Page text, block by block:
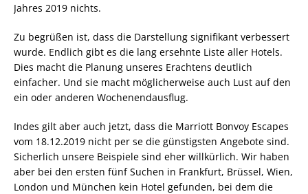
Jahres 2019 nichts.
Zu begrüßen ist, dass die Darstellung signifikant verbessert
wurde. Endlich gibt es die lang ersehnte Liste aller Hotels.
Dies macht die Planung unseres Erachtens deutlich
einfacher. Und sie macht möglicherweise auch Lust auf den
ein oder anderen Wochenendausflug.
Indes gilt aber auch jetzt, dass die Marriott Bonvoy Escapes
vom 18.12.2019 nicht per se die günstigsten Angebote sind.
Sicherlich unsere Beispiele sind eher willkürlich. Wir haben
aber bei den ersten fünf Suchen in Frankfurt, Brüssel, Wien,
London und München kein Hotel gefunden, bei dem die